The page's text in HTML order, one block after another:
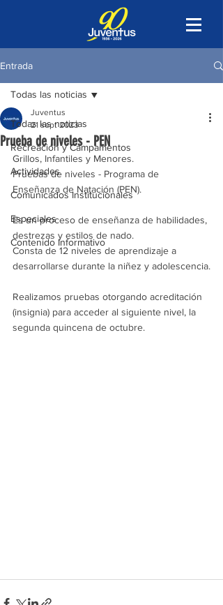
Entrada
Todas las noticias
Recreación y Campamentos
Actividades
Comunicados Institucionales
Especiales
Contenido Informativo
Todas las noticias
Prueba de niveles - PEN
Juventus
21 sept 2023
Grillos, Infantiles y Menores.
Pruebas de niveles - Programa de
Enseñanza de Natación (PEN).
Es un proceso de enseñanza de habilidades,
destrezas y estilos de nado.
Consta de 12 niveles de aprendizaje a
desarrollarse durante la niñez y adolescencia.
Realizamos pruebas otorgando acreditación
(insignia) para acceder al siguiente nivel, la
segunda quincena de octubre.